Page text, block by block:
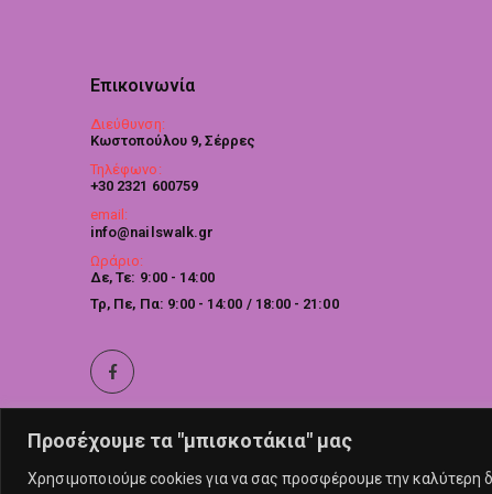
Προσέχουμε τα "μπισκοτάκια" μας
Χρησιμοποιούμε cookies για να σας προσφέρουμε την καλύτερη
Επικοινωνία
Διεύθυνση:
Κωστοπούλου 9, Σέρρες
Τηλέφωνο:
+30 2321 600759
email:
info@nailswalk.gr
Ωράριο:
Δε, Τε: 9:00 - 14:00
Τρ, Πε, Πα: 9:00 - 14:00 / 18:00 - 21:00